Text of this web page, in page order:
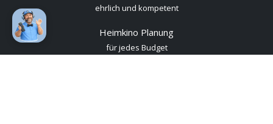
ehrlich und kompetent
Heimkino Planung
für jedes Budget